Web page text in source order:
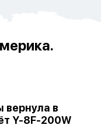
вернула в
Y-8F-200W